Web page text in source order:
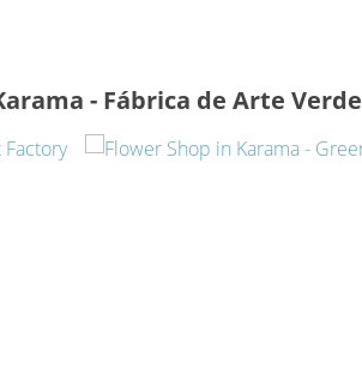
- Fábrica de Arte Verde